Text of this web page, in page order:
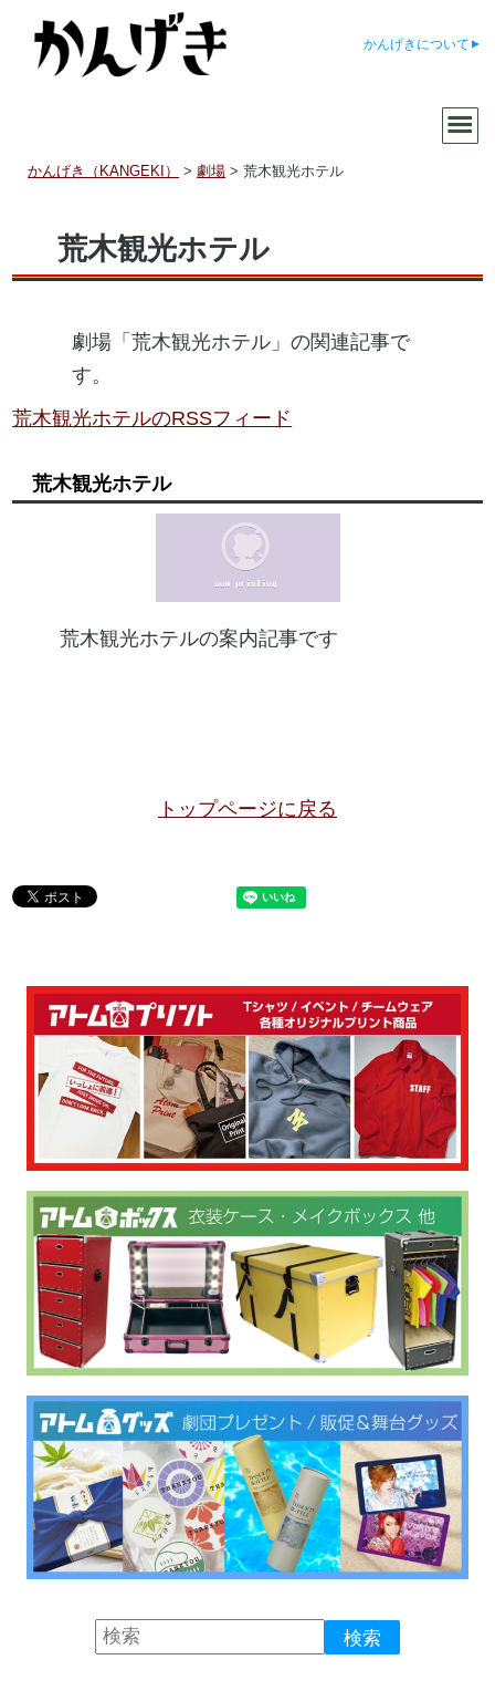
かんげきについて
かんげき（KANGEKI） >劇場 >荒木観光ホテル
荒木観光ホテル
劇場「荒木観光ホテル」の関連記事で
す。
荒木観光ホテルのRSSフィード
荒木観光ホテル
荒木観光ホテルの案内記事です
トップページに戻る